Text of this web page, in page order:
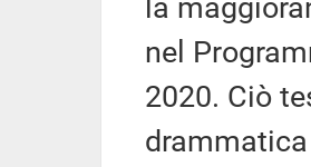
la
nel
2020. Ciò